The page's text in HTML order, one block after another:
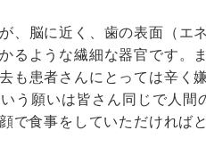
、脳に近く、歯の表面（エ
るような繊細な器官です。
も患者さんにとっては辛く
う願いは皆さん同じで人間
で食事をしていただければ